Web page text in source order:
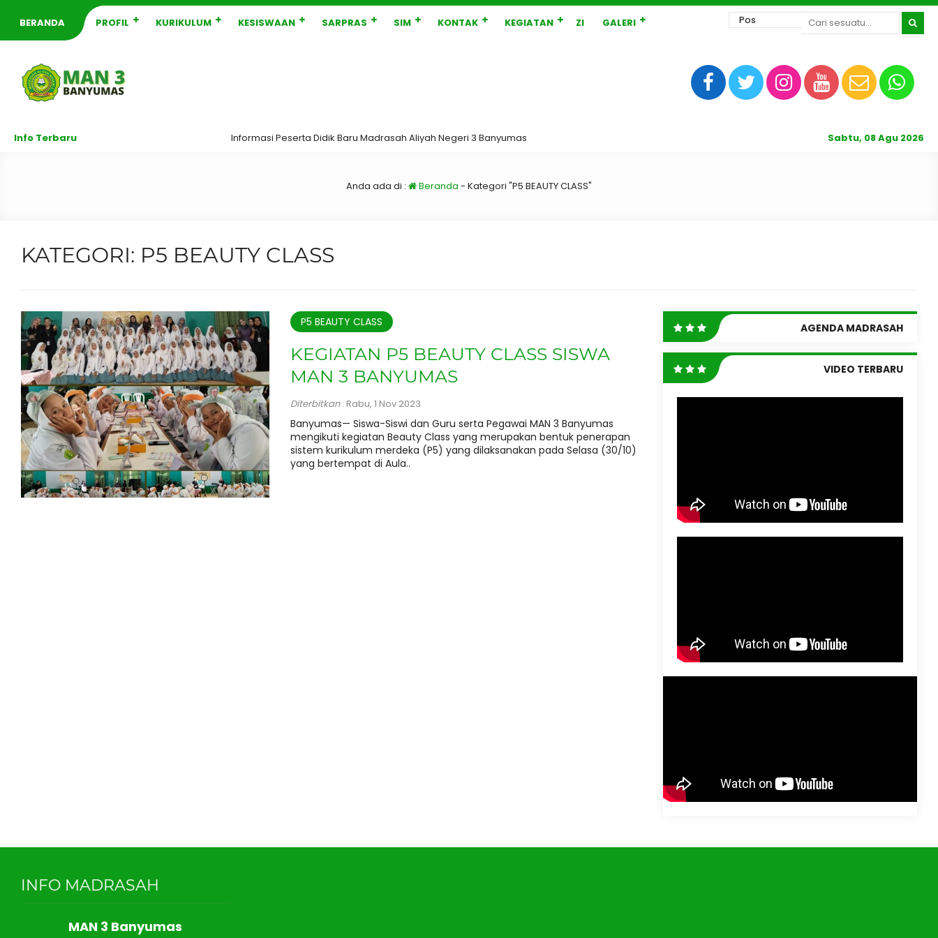
BERANDA PROFIL KURIKULUM KESISWAAN SARPRAS SIM KONTAK KEGIATAN ZI GALERI
Info Terbaru Sabtu, 08 Agu 2026
Informasi Peserta Didik Baru Madrasah Aliyah Negeri 3 Banyumas
Anda ada di : Beranda - Kategori "P5 BEAUTY CLASS"
KATEGORI: P5 BEAUTY CLASS
P5 BEAUTY CLASS
KEGIATAN P5 BEAUTY CLASS SISWA
MAN 3 BANYUMAS
Diterbitkan: Rabu, 1 Nov 2023
Banyumas— Siswa-Siswi dan Guru serta Pegawai MAN 3 Banyumas
mengikuti kegiatan Beauty Class yang merupakan bentuk penerapan
sistem kurikulum merdeka (P5) yang dilaksanakan pada Selasa (30/10)
yang bertempat di Aula..
AGENDA MADRASAH
VIDEO TERBARU
INFO MADRASAH
MAN 3 Banyumas